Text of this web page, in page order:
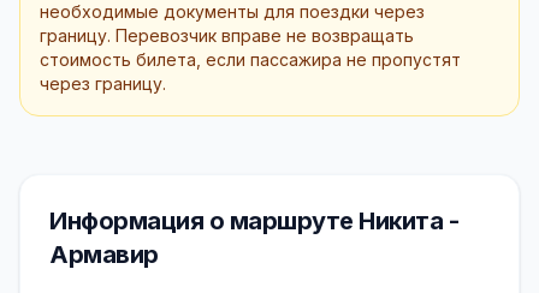
необходимые документы для поездки через
границу. Перевозчик вправе не возвращать
стоимость билета, если пассажира не пропустят
через границу.
Информация о маршруте Никита -
Армавир